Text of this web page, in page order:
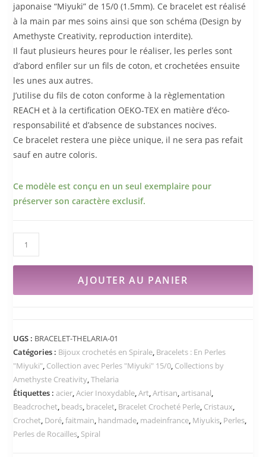
japonaise “Miyuki” de 15/0 (1.5mm). Ce bracelet est réalisé
à la main par mes soins ainsi que son schéma (Design by
Amethyste Creativity, reproduction interdite).
Il faut plusieurs heures pour le réaliser, les perles sont
d’abord enfiler sur un fils de coton, et crochetées ensuite
les unes aux autres.
J’utilise du fils de coton conforme à la règlementation
REACH et à la certification OEKO-TEX en matière d’éco-
responsabilité et d’absence de substances nocives.
Ce bracelet restera une pièce unique, il ne sera pas refait
sauf en autre coloris.
Ce modèle est conçu en un seul exemplaire pour
préserver son caractère exclusif.
AJOUTER AU PANIER
UGS : BRACELET-THELARIA-01
Catégories : Bijoux crochetés en Spirale, Bracelets : En Perles
"Miyuki", Collection avec Perles "Miyuki" 15/0, Collections by
Amethyste Creativity,Thelaria
Étiquettes :acier,Acier Inoxydable,Art,Artisan,artisanal,
Beadcrochet, beads, bracelet, Bracelet Crocheté Perle, Cristaux,
Crochet, Doré,faitmain, handmade, madeinfrance, Miyukis, Perles,
Perles de Rocailles, Spiral